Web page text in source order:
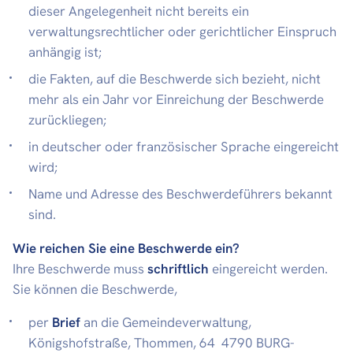
dieser Angelegenheit nicht bereits ein
verwaltungsrechtlicher oder gerichtlicher Einspruch
anhängig ist;
die Fakten, auf die Beschwerde sich bezieht, nicht
mehr als ein Jahr vor Einreichung der Beschwerde
zurückliegen;
in deutscher oder französischer Sprache eingereicht
wird;
Name und Adresse des Beschwerdeführers bekannt
sind.
Wie reichen Sie eine Beschwerde ein?
Ihre Beschwerde muss schriftlich eingereicht werden.
Sie können die Beschwerde,
per Brief an die Gemeindeverwaltung,
Königshofstraße, Thommen, 64 4790 BURG-